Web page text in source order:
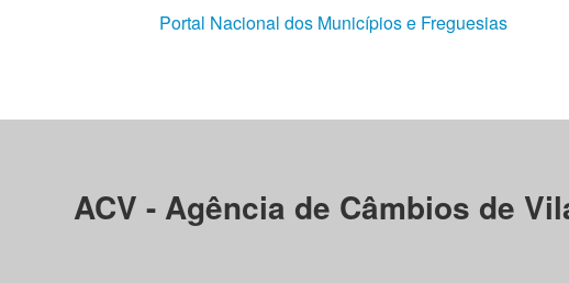
Portal Nacional dos Municípios e Freguesias
ACV - Agência de Câmbios de